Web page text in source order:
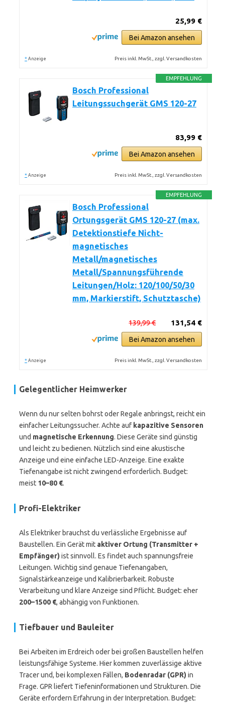
25,99 €
Bei Amazon ansehen
* Anzeige Preis inkl. MwSt., zzgl. Versandkosten
EMPFEHLUNG
Bosch Professional
Leitungssuchgerät GMS 120-27
83,99 €
Bei Amazon ansehen
* Anzeige Preis inkl. MwSt., zzgl. Versandkosten
EMPFEHLUNG
Bosch Professional
Ortungsgerät GMS 120-27 (max.
Detektionstiefe Nicht-
magnetisches
Metall/magnetisches
Metall/Spannungsführende
Leitungen/Holz: 120/100/50/30
mm, Markierstift, Schutztasche)
131,54 €
139,99 €
Bei Amazon ansehen
* Anzeige Preis inkl. MwSt., zzgl. Versandkosten
Gelegentlicher Heimwerker
Wenn du nur selten bohrst oder Regale anbringst, reicht ein
einfacher Leitungssucher. Achte auf kapazitive Sensoren
und magnetische Erkennung. Diese Geräte sind günstig
und leicht zu bedienen. Nützlich sind eine akustische
Anzeige und eine einfache LED-Anzeige. Eine exakte
Tiefenangabe ist nicht zwingend erforderlich. Budget:
meist 10–80 €.
Profi-Elektriker
Als Elektriker brauchst du verlässliche Ergebnisse auf
Baustellen. Ein Gerät mit aktiver Ortung (Transmitter +
Empfänger) ist sinnvoll. Es findet auch spannungsfreie
Leitungen. Wichtig sind genaue Tiefenangaben,
Signalstärkeanzeige und Kalibrierbarkeit. Robuste
Verarbeitung und klare Anzeige sind Pflicht. Budget: eher
200–1500 €, abhängig von Funktionen.
Tiefbauer und Bauleiter
Bei Arbeiten im Erdreich oder bei großen Baustellen helfen
leistungsfähige Systeme. Hier kommen zuverlässige aktive
Tracer und, bei komplexen Fällen, Bodenradar (GPR) in
Frage. GPR liefert Tiefeninformationen und Strukturen. Die
Geräte erfordern Erfahrung in der Interpretation. Budget: